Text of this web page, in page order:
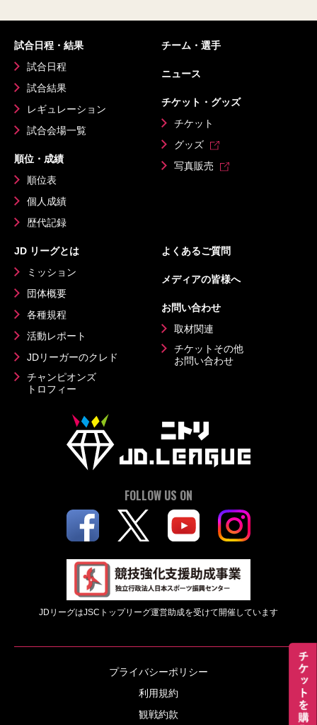
試合日程・結果
試合日程
試合結果
レギュレーション
試合会場一覧
順位・成績
順位表
個人成績
歴代記録
チーム・選手
ニュース
チケット・グッズ
チケット
グッズ
写真販売
JD リーグとは
ミッション
団体概要
各種規程
活動レポート
JDリーガーのクレド
チャンピオンズ
トロフィー
よくあるご質問
メディアの皆様へ
お問い合わせ
取材関連
チケットその他
お問い合わせ
FOLLOW US ON
JDリーグはJSCトップリーグ運営助成を受けて開催しています
プライバシーポリシー
利用規約
観戦約款